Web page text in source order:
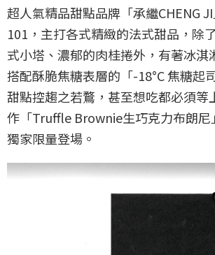
超⼈氣精品甜點品牌「承繼CHENG
101，主打各式精緻的法式甜品，除
式小塔、濃郁的肉桂捲外，有著冰淇
搭配酥脆焦糖表層的「-18°C 焦糖起
甜點控趨之若鶩，甚至想吃都必須等
作「Truffle Brownie⽣巧克⼒布朗尼
獨家限量登場。